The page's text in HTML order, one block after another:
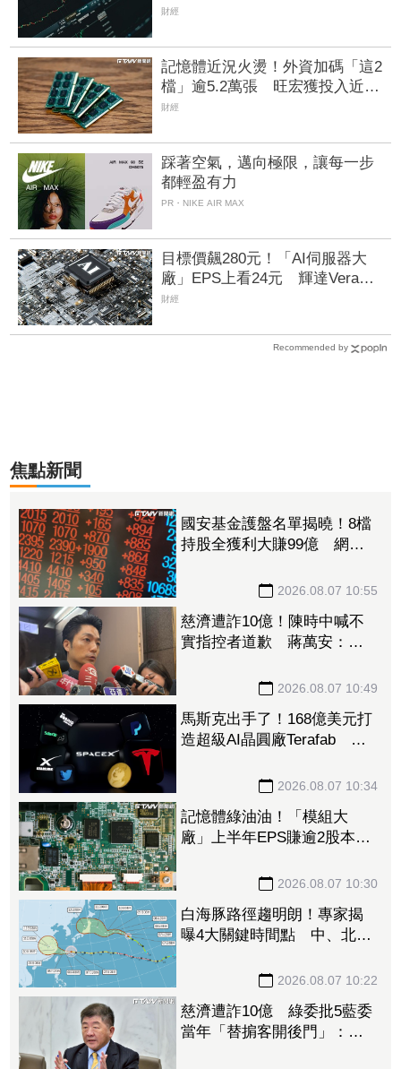
季每股虧損0.59元是警訊
財經
記憶體近況火燙！外資加碼「這2
檔」逾5.2萬張 旺宏獲投入近17
億元、近5日大漲40%
財經
踩著空氣，邁向極限，讓每一步
都輕盈有力
PR・NIKE AIR MAX
目標價飆280元！「AI伺服器大
廠」EPS上看24元 輝達Vera
Rubin、超微Helios量產營運爆發
財經
Recommended by
焦點新聞
國安基金護盤名單揭曉！8檔
持股全獲利大賺99億 網：
2026.08.07 10:55
慈濟遭詐10億！陳時中喊不
實指控者道歉 蔣萬安：政
2026.08.07 10:49
馬斯克出手了！168億美元打
造超級AI晶圓廠Terafab 自
2026.08.07 10:34
記憶體綠油油！「模組大
廠」上半年EPS賺逾2股本重
恐止步連5紅
2026.08.07 10:30
白海豚路徑趨明朗！專家揭
曝4大關鍵時間點 中、北部
2026.08.07 10:22
慈濟遭詐10億 綠委批5藍委
當年「替掮客開後門」：造